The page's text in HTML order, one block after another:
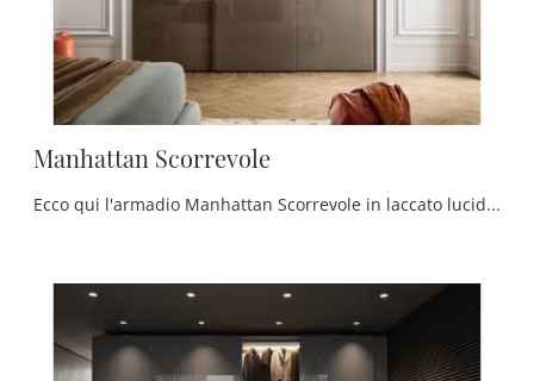
Manhattan Scorrevole
Ecco qui l'armadio Manhattan Scorrevole in laccato lucido di Pianca! Un ricco catalogo di armadi su misura con ante scorrevoli.